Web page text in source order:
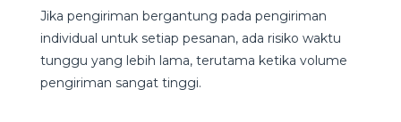
Jika pengiriman bergantung pada pengiriman
individual untuk setiap pesanan, ada risiko waktu
tunggu yang lebih lama, terutama ketika volume
pengiriman sangat tinggi.